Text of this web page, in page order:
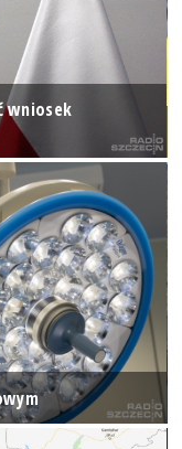
wniosek